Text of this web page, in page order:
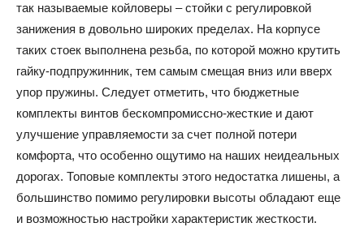
так называемые койловеры – стойки с регулировкой
занижения в довольно широких пределах. На корпусе
таких стоек выполнена резьба, по которой можно крутить
гайку-подпружинник, тем самым смещая вниз или вверх
упор пружины. Следует отметить, что бюджетные
комплекты винтов бескомпромиссно-жесткие и дают
улучшение управляемости за счет полной потери
комфорта, что особенно ощутимо на наших неидеальных
дорогах. Топовые комплекты этого недостатка лишены, а
большинство помимо регулировки высоты обладают еще
и возможностью настройки характеристик жесткости.